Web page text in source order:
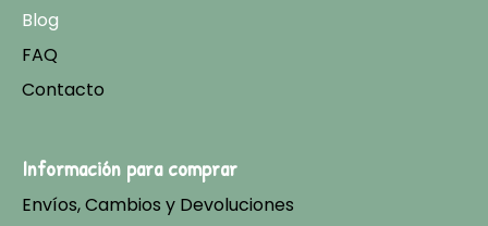
Blog
FAQ
Contacto
Información para comprar
Envíos, Cambios y Devoluciones